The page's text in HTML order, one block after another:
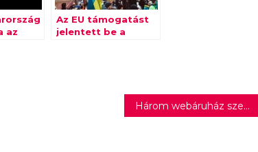
az
Az EU támogatást
jelentett be a
Három webáruház személyre szabott oktatási platformot indít márkapartnerei részére